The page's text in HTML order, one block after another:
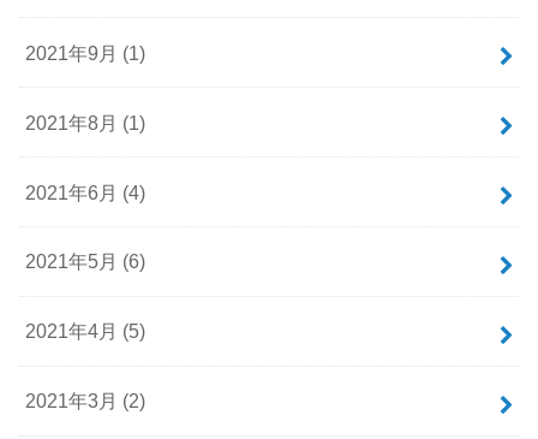
2021年9月 (1)
2021年8月 (1)
2021年6月 (4)
2021年5月 (6)
2021年4月 (5)
2021年3月 (2)